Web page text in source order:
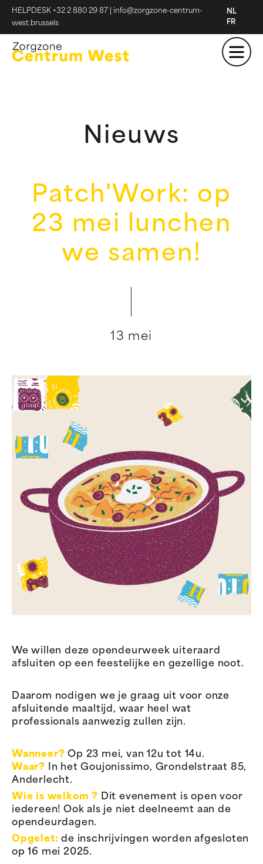
HELPDESK +32 2 880 29 87
info@zorgzone-centrum-
west.brussels
NL
FR
Nieuws
Patch'Work: op
23 mei lunchen
we samen!
13 mei
We willen deze opendeurweek uiteraard
afsluiten op een feestelijke en gezellige noot.
Daarom nodigen we je graag uit voor onze
afsluitende maaltijd, waar heel wat
professionals aanwezig zullen zijn.
Wanneer? Op 23 mei, van 12u tot 14u.
Waar? In het Goujonissimo, Grondelstraat 85,
Anderlecht.
Wie is welkom ? Dit evenement is open voor
iedereen! Ook als je niet deelneemt aan de
opendeurdagen.
Opgelet: de inschrijvingen worden afgesloten
op 16 mei 2025.